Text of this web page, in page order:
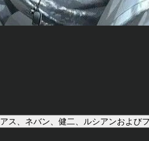
エイター
ス、ネバン、健二、ルシアンおよび